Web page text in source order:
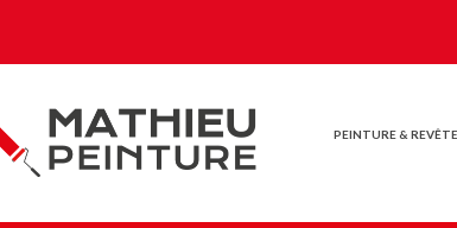
PEINTURE &